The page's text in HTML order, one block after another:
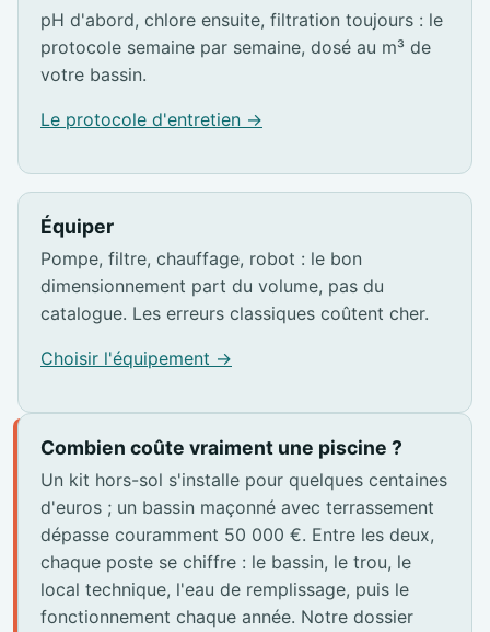
pH d'abord, chlore ensuite, filtration toujours : le
protocole semaine par semaine, dosé au m³ de
votre bassin.
Le protocole d'entretien →
Équiper
Pompe, filtre, chauffage, robot : le bon
dimensionnement part du volume, pas du
catalogue. Les erreurs classiques coûtent cher.
Choisir l'équipement →
Combien coûte vraiment une piscine ?
Un kit hors-sol s'installe pour quelques centaines
d'euros ; un bassin maçonné avec terrassement
dépasse couramment 50 000 €. Entre les deux,
chaque poste se chiffre : le bassin, le trou, le
local technique, l'eau de remplissage, puis le
fonctionnement chaque année. Notre dossier